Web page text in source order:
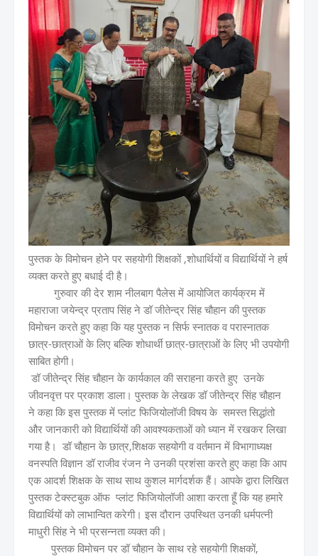
पुस्तक के विमोचन होने पर सहयोगी शिक्षकों ,शोधार्थियों व विद्यार्थियों ने हर्ष
व्यक्त करते हुए बधाई दी है।
गुरुवार की देर शाम नीलबाग पैलेस में आयोजित कार्यक्रम में
महाराजा जयेन्द्र प्रताप सिंह ने डॉ जीतेन्द्र सिंह चौहान की पुस्तक
विमोचन करते हुए कहा कि यह पुस्तक न सिर्फ स्नातक व परास्नातक
छात्र-छात्राओं के लिए बल्कि शोधार्थी छात्र-छात्राओं के लिए भी उपयोगी
साबित होगी।
डॉ जीतेन्द्र सिंह चौहान के कार्यकाल की सराहना करते हुए उनके
जीवनवृत्त पर प्रकाश डाला। पुस्तक के लेखक डॉ जीतेन्द्र सिंह चौहान
ने कहा कि इस पुस्तक में प्लांट फिजियोलॉजी विषय के समस्त सिद्धांतो
और जानकारी को विद्यार्थियों की आवश्यकताओं को ध्यान में रखकर लिखा
गया है। डॉ चौहान के छात्र,शिक्षक सहयोगी व वर्तमान में विभागाध्यक्ष
वनस्पति विज्ञान डॉ राजीव रंजन ने उनकी प्रशंसा करते हुए कहा कि आप
एक आदर्श शिक्षक के साथ साथ कुशल मार्गदर्शक हैं। आपके द्वारा लिखित
पुस्तक टेक्स्टबुक ऑफ प्लांट फिजियोलॉजी आशा करता हूँ कि यह हमारे
विद्यार्थियों को लाभान्वित करेगी। इस दौरान उपस्थित उनकी धर्मपत्नी
माधुरी सिंह ने भी प्रसन्नता व्यक्त की।
पुस्तक विमोचन पर डॉ चौहान के साथ रहे सहयोगी शिक्षकों,